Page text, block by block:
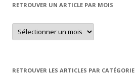
RETROUVER UN ARTICLE PAR MOIS
Retrouver
un
article
RETROUVER LES ARTICLES PAR CATÉGORIE